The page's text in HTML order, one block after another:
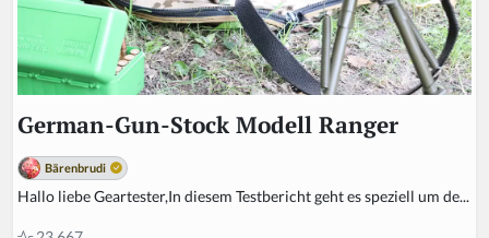
German-Gun-Stock Modell Ranger
Bärenbrudi
Hallo liebe Geartester,In diesem Testbericht geht es speziell um de...